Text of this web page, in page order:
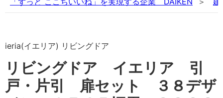
ieria(イエリア) リビングドア
リビングドア イエリア 引
戸・片引 扉セット ３８デザ